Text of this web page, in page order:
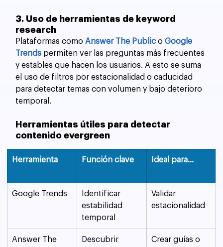
3. Uso de herramientas de keyword
research
Plataformas como Answer The Public o Google
Trends permiten ver las preguntas más frecuentes
y estables que hacen los usuarios. A esto se suma
el uso de filtros por estacionalidad o caducidad
para detectar temas con volumen y bajo deterioro
temporal.
Herramientas útiles para detectar
contenido evergreen
Herramienta Función clave Ideal para...
Google Trends
Identificar
estabilidad
temporal
Validar
estacionalidad
Answer The
Descubrir
Crear guías o